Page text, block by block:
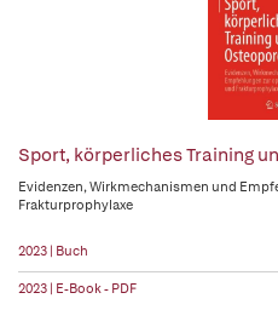
Sport, körperliches Training
Evidenzen, Wirkmechanismen und
Frakturprophylaxe
2023 | Buch
2023 | E-Book - PDF